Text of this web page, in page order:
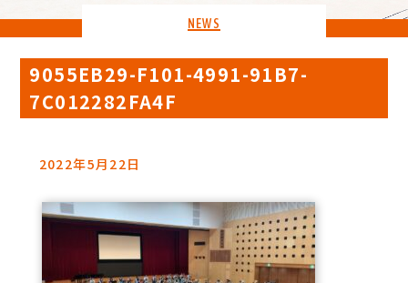
NEWS
9055EB29-F101-4991-91B7-
7C012282FA4F
2022年5月22日